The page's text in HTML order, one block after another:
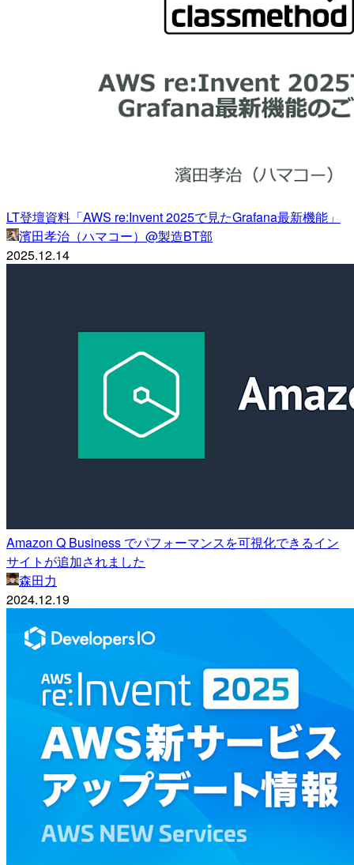
LT登壇資料「AWS re:Invent 2025で見たGrafana最新機能」
濱田孝治（ハマコー）@製造BT部
2025.12.14
Amazon Q Business でパフォーマンスを可視化できるイン
サイトが追加されました
森田力
2024.12.19